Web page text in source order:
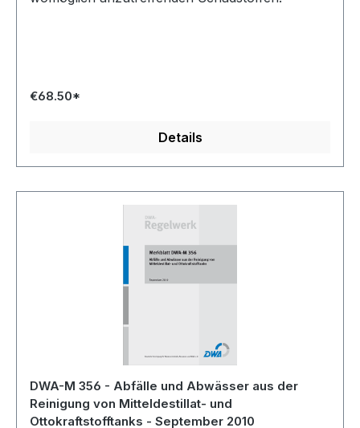
€68.50*
Details
DWA-M 356 - Abfälle und Abwässer aus der
Reinigung von Mitteldestillat- und
Ottokraftstofftanks - September 2010